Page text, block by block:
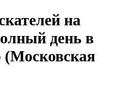
на
день в
(Московская